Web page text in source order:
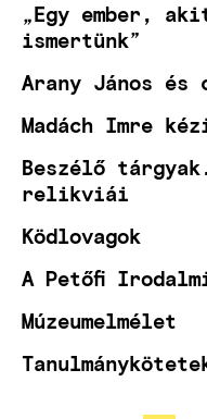
„Egy ember,
ismertünk”
Arany János
Madách Imre
Beszélő
relikviái
Ködlovagok
A Petőfi
Múzeumelmélet